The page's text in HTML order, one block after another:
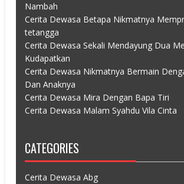
Nambah
Cerita Dewasa Betapa Nikmatnya
tetangga
Cerita Dewasa Sekali Mendayung Dua
Kudapatkan
Cerita Dewasa Nikmatnya Bermain
Dan Anaknya
Cerita Dewasa Mira Dengan Bapa Tiri
Cerita Dewasa Malam Syahdu Vila Cinta
CATEGORIES
Cerita Dewasa Abg